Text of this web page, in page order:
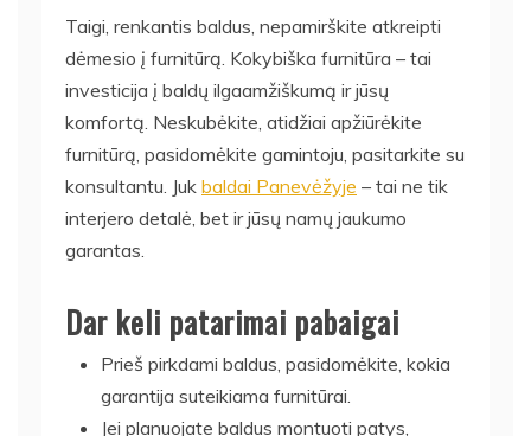
Taigi, renkantis baldus, nepamirškite atkreipti
dėmesio į furnitūrą. Kokybiška furnitūra – tai
investicija į baldų ilgaamžiškumą ir jūsų
komfortą. Neskubėkite, atidžiai apžiūrėkite
furnitūrą, pasidomėkite gamintoju, pasitarkite su
konsultantu. Juk baldai Panevėžyje – tai ne tik
interjero detalė, bet ir jūsų namų jaukumo
garantas.
Dar keli patarimai pabaigai
Prieš pirkdami baldus, pasidomėkite, kokia
garantija suteikiama furnitūrai.
Jei planuojate baldus montuoti patys,